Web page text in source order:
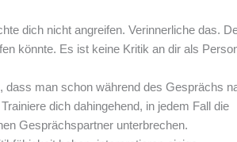
dich nicht angreifen. Verinnerliche das.
könnte. Es ist keine Kritik an dir als
dass man schon während des Gesprächs
dich dahingehend, in jedem Fall die
Gesprächspartner unterbrechen.